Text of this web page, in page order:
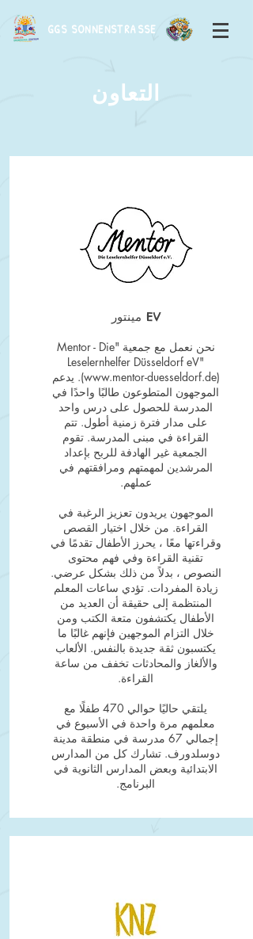
GGS SONNENSTRASSE
التعاون
مينتور EV
نحن نعمل مع جمعية "Mentor - Die
Leselernhelfer Düsseldorf eV"
(www.mentor-duesseldorf.de ). يدعم
الموجهون المتطوعون طالبًا واحدًا في
المدرسة للحصول على درس واحد
على مدار فترة زمنية أطول. تتم
القراءة في مبنى المدرسة. تقوم
الجمعية غير الهادفة للربح بإعداد
المرشدين لمهمتهم ومرافقتهم في
عملهم.
الموجهون يريدون تعزيز الرغبة في
القراءة. من خلال اختيار القصص
وقراءتها معًا ، يحرز الأطفال تقدمًا في
تقنية القراءة وفي فهم محتوى
النصوص ، بدلاً من ذلك بشكل عرضي.
زيادة المفردات. تؤدي ساعات المعلم
المنتظمة إلى حقيقة أن العديد من
الأطفال يكتشفون متعة الكتب ومن
خلال التزام الموجهين فإنهم غالبًا ما
يكتسبون ثقة جديدة بالنفس. الألعاب
والألغاز والمحادثات تخفف من ساعة
القراءة.
يلتقي حاليًا حوالي 470 طفلًا مع
معلمهم مرة واحدة في الأسبوع في
إجمالي 67 مدرسة في منطقة مدينة
دوسلدورف. تشارك كل من المدارس
الابتدائية وبعض المدارس الثانوية في
البرنامج.